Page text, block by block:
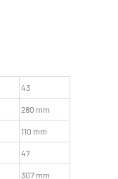
43
280 mm
110 mm
47
307 mm